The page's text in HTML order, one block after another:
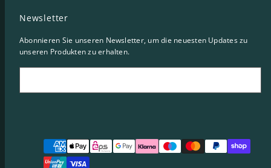
Newsletter
Abonnieren Sie unseren Newsletter, um die neuesten Updates zu
unseren Produkten zu erhalten.